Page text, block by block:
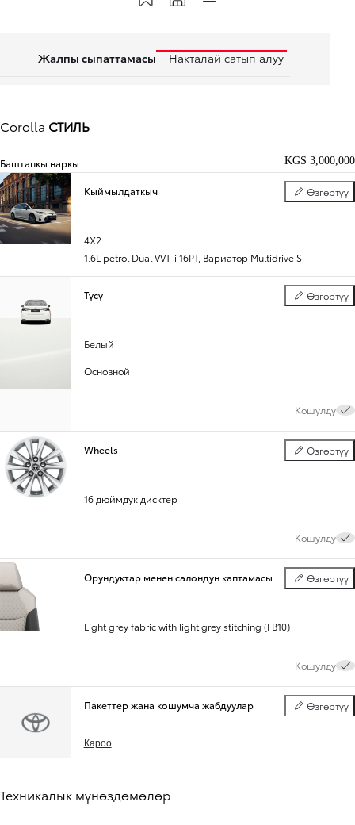
Жалпы сыпаттамасы Накталай сатып алуу
Corolla СТИЛЬ
Баштапкы наркы KGS 3,000,000
Кыймылдаткыч Өзгөртүү
4X2
1.6L petrol Dual VVT-i 16PT, Вариатор Multidrive S
Түсү Өзгөртүү
Түсү
Белый
Основной
Кошулду
Wheels Өзгөртүү
Wheels
16 дюймдук дисктер
Кошулду
Орундуктар менен салондун каптамасы Өзгөртүү
Орундуктар
Light grey fabric with light grey stitching (FB10)
Кошулду
Пакеттер жана кошумча жабдуулар Өзгөртүү
Пакеттер
Кароо
Техникалык мүнөздөмөлөр